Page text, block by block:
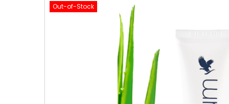
Out-of-Stock